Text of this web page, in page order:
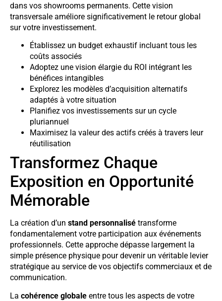
dans vos showrooms permanents. Cette vision
transversale améliore significativement le retour global
sur votre investissement.
Établissez un budget exhaustif incluant tous les
coûts associés
Adoptez une vision élargie du ROI intégrant les
bénéfices intangibles
Explorez les modèles d’acquisition alternatifs
adaptés à votre situation
Planifiez vos investissements sur un cycle
pluriannuel
Maximisez la valeur des actifs créés à travers leur
réutilisation
Transformez Chaque
Exposition en Opportunité
Mémorable
La création d’un stand personnalisé transforme
fondamentalement votre participation aux événements
professionnels. Cette approche dépasse largement la
simple présence physique pour devenir un véritable levier
stratégique au service de vos objectifs commerciaux et de
communication.
La cohérence globale entre tous les aspects de votre